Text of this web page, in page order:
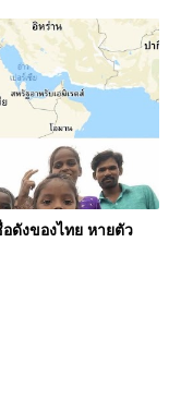
ดังของไทย หายตัว